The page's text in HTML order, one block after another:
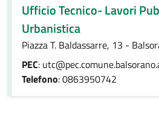
Ufficio Tecnico- Lavori
Urbanistica
Piazza T. Baldassarre, 13 -
PEC:
Telefono: 0863950742